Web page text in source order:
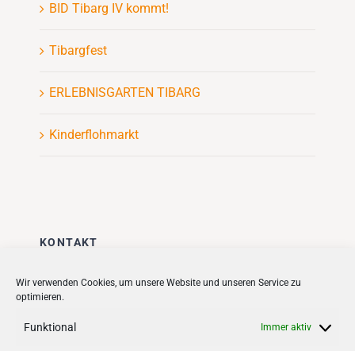
Wir verwenden Cookies, um unsere Website und unseren Service zu
optimieren.
Funktional Immer aktiv
BID Tibarg IV kommt!
Tibargfest
ERLEBNISGARTEN TIBARG
Kinderflohmarkt
KONTAKT
Stadt + Handel City- und
Quartiersmanagement